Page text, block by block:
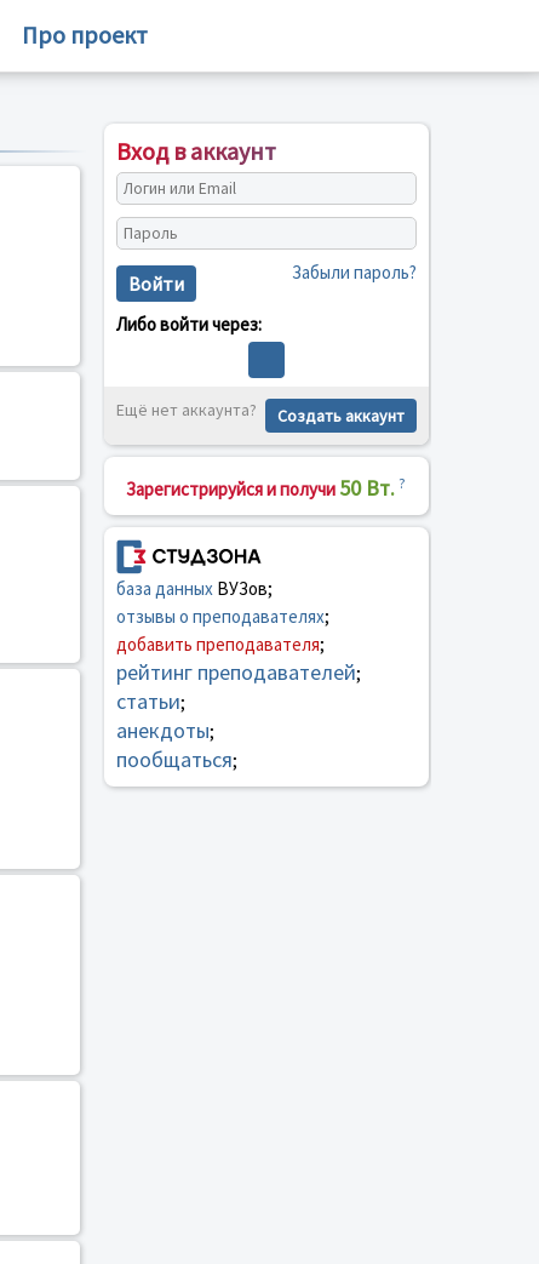
Про проект
Вход в аккаунт
Войти Забыли пароль?
Либо войти через:
Ещё нет аккаунта? Создать аккаунт
Зарегистрируйся и получи 50 Вт. ?
база данныхВУЗов;
отзывы о преподавателях;
добавить преподавателя;
рейтинг преподавателей;
статьи;
анекдоты;
пообщаться;